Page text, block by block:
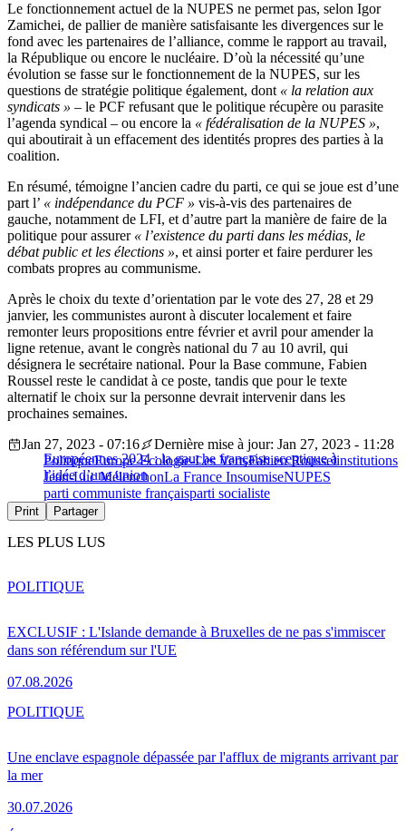
Le fonctionnement actuel de la NUPES ne permet pas, selon Igor
Zamichei, de pallier de manière satisfaisante les divergences sur le
fond avec les partenaires de l’alliance, comme le rapport au travail,
la République ou encore le nucléaire. D’où la nécessité qu’une
évolution se fasse sur le fonctionnement de la NUPES, sur les
questions de stratégie politique également, dont « la relation aux
syndicats » – le PCF refusant que le politique récupère ou parasite
l’agenda syndical – ou encore la « fédéralisation de la NUPES »,
qui aboutirait à un effacement des identités propres des parties à la
coalition.
En résumé, témoigne l’ancien cadre du parti, ce qui se joue est d’une
part l’ « indépendance du PCF » vis-à-vis des partenaires de
gauche, notamment de LFI, et d’autre part la manière de faire de la
politique pour assurer « l’existence du parti dans les médias, le
débat public et les élections », et ainsi porter et faire perdurer les
combats propres au communisme.
Après le choix du texte d’orientation par le vote des 27, 28 et 29
janvier, les communistes auront à discuter localement et faire
remonter leurs propositions entre février et avril pour amender la
ligne retenue, avant le congrès national du 7 au 10 avril, qui
désignera le secrétaire national. Pour la Base commune, Fabien
Roussel reste le candidat à ce poste, tandis que pour le texte
alternatif le choix sur la personne devrait intervenir dans les
prochaines semaines.
Européennes 2024 : la gauche française sceptique à
l’idée d’une union
Jan 27, 2023 - 07:16
Dernière mise à jour: Jan 27, 2023 - 11:28
PolitiqueEurope Ecologie-Les VertsFabien Rousselinstitutions
Jean-Luc MélenchonLa France InsoumiseNUPES
parti communiste françaisparti socialiste
Print Partager
LES PLUS LUS
EXCLUSIF : L'Islande demande à Bruxelles de ne pas s'immiscer
dans son référendum sur l'UE
07.08.2026
POLITIQUE
Une enclave espagnole dépassée par l'afflux de migrants arrivant par
la mer
30.07.2026
POLITIQUE